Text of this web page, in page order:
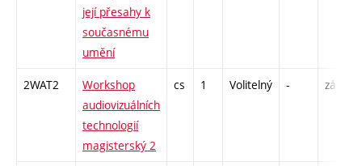
její přesahy k
současnému
umění
2WAT2
Workshop
audiovizuálních
technologií
magisterský 2
cs 1 Volitelný - zá